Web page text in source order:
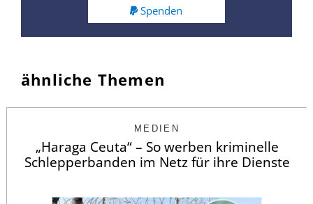
Spenden
ähnliche Themen
MEDIEN
„Haraga Ceuta“ – So werben kriminelle
Schlepperbanden im Netz für ihre Dienste